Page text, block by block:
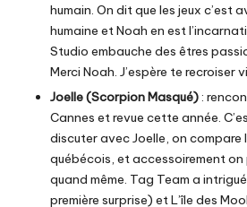
humain. On dit que les jeux c’est
humaine et Noah en est
Studio embauche des êtres
Merci Noah. J’espère te recroiser
Joelle (Scorpion Masqué):
Cannes et revue cette année.
discuter avec Joelle, on
québécois, et accessoirement on
quand même. Tag Team a
première surprise) et L’île des